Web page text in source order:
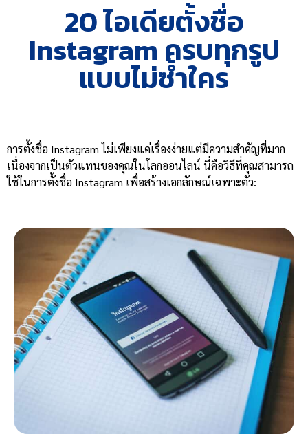
20 ไอเดียตั้งชื่อ
Instagram ครบทุกรูป
แบบไม่ซ้ำใคร
การตั้งชื่อ Instagram ไม่เพียงแค่เรื่องง่ายแต่มีความสำคัญที่มาก
เนื่องจากเป็นตัวแทนของคุณในโลกออนไลน์ นี่คือวิธีที่คุณสามารถ
ใช้ในการตั้งชื่อ Instagram เพื่อสร้างเอกลักษณ์เฉพาะตัว: